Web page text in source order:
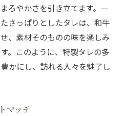
ろやかさを引き立てます。一
さっぱりとしたタレは、和牛
、素材そのものの味を楽しみ
。このように、特製タレの多
かにし、訪れる人々を魅了し
マッチ